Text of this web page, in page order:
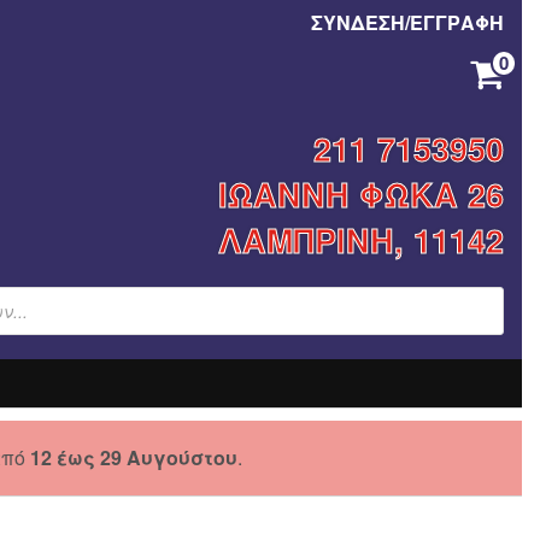
ΣΥΝΔΕΣΗ/ΕΓΓΡΑΦΗ
0
211 7153950
ΙΩΑΝΝΗ ΦΩΚΑ 26
ΛΑΜΠΡΙΝΗ, 11142
12 έως 29 Αυγούστου.